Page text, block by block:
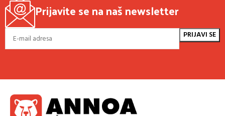
Prijavite se na naš newsletter